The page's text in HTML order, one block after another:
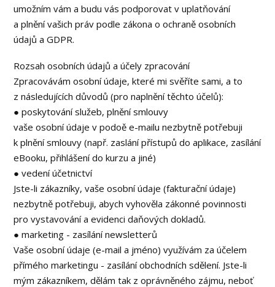
umožním vám a budu vás podporovat v uplatňování
a plnění vašich práv podle zákona o ochraně osobních
údajů a GDPR.
Rozsah osobních údajů a účely zpracování
Zpracovávám osobní údaje, které mi svěříte sami, a to
z následujících důvodů (pro naplnění těchto účelů):
● poskytování služeb, plnění smlouvy
vaše osobní údaje v podoě e-mailu nezbytně potřebuji
k plnění smlouvy (např. zaslání přístupů do aplikace, zasílání
eBooku, přihlášení do kurzu a jiné)
● vedení účetnictví
Jste-li zákazníky, vaše osobní údaje (fakturační údaje)
nezbytně potřebuji, abych vyhověla zákonné povinnosti
pro vystavování a evidenci daňových dokladů.
● marketing - zasílání newsletterů
Vaše osobní údaje (e-mail a jméno) využívám za účelem
přímého marketingu - zasílání obchodních sdělení. Jste-li
mým zákazníkem, dělám tak z oprávněného zájmu, neboť